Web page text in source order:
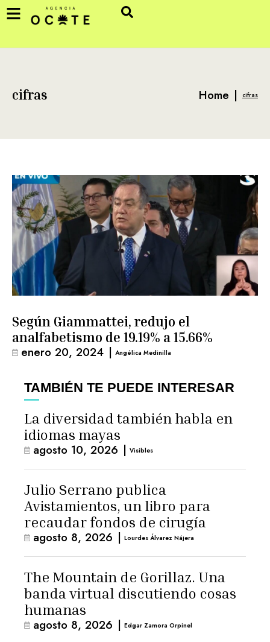
cifras Home | cifras
Según Giammattei, redujo el
analfabetismo de 19.19% a 15.66%
enero 20, 2024 | Angélica Medinilla
TAMBIÉN TE PUEDE INTERESAR
La diversidad también habla en
idiomas mayas
agosto 10, 2026 | Visibles
Julio Serrano publica
Avistamientos, un libro para
recaudar fondos de cirugía
agosto 8, 2026 | Lourdes Álvarez Nájera
The Mountain de Gorillaz. Una
banda virtual discutiendo cosas
humanas
agosto 8, 2026 | Edgar Zamora Orpinel